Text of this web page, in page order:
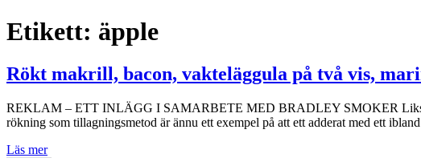
Etikett: äpple
Rökt makrill, bacon, vakteläggula på två vis,
REKLAM – ETT INLÄGG I SAMARBETE MED BRADLEY SMOKER
rökning som tillagningsmetod är ännu ett exempel på att ett adderat med ett
Läs mer